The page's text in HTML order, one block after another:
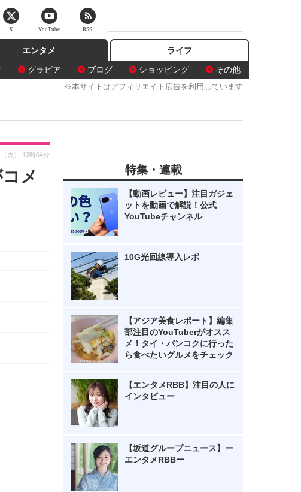
エンタメ
グラビア ブログ ショッピング その他
ライフ
※本サイトはアフィリエイト広告を利用しています
メ
火） 13時04分
特集・連載
【動画レビュー】注目ガジェ
ットを動画で解説！公式
YouTubeチャンネル
10G光回線導入レポ
【アジア美食レポート】編集
部注目のYouTuberがオスス
メ！タイ・バンコクに行った
ら食べたいグルメをチェック
【エンタメRBB】注目の人に
インタビュー
【坂道グループニュース】ー
エンタメRBBー
X YouTube RSS